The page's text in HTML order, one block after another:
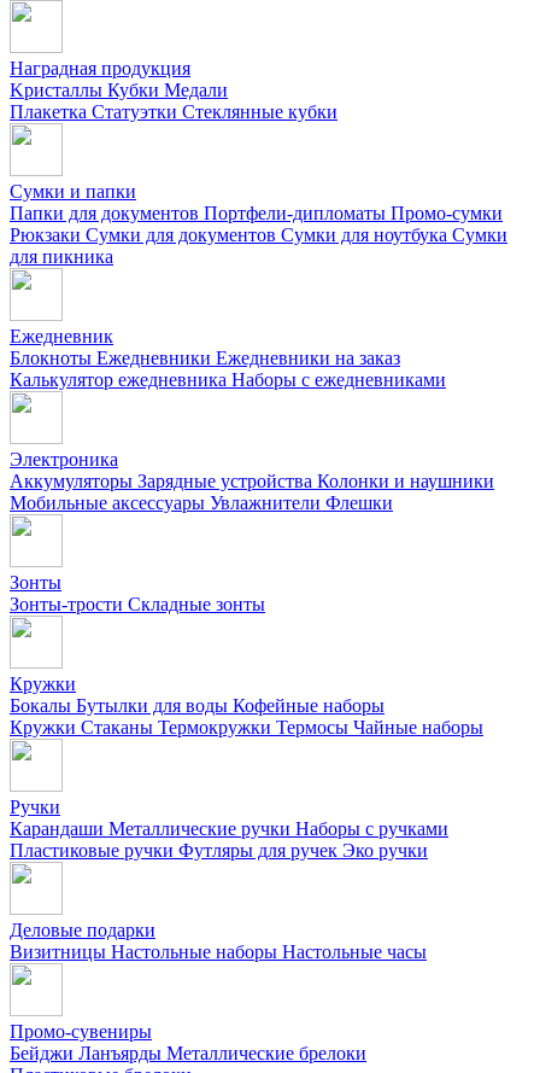
Наградная продукция
Kристаллы Кубки Медали
Плакетка Статуэтки Стеклянные кубки
Сумки и папки
Папки для документов Портфели-дипломаты Промо-сумки
Рюкзаки Сумки для документов Сумки для ноутбука Сумки
для пикника
Ежедневник
Блокноты Ежедневники Ежедневники на заказ
Калькулятор ежедневника Наборы с ежедневниками
Электроника
Аккумуляторы Зарядные устройства Колонки и наушники
Мобильные аксессуары Увлажнители Флешки
Зонты
Зонты-трости Складные зонты
Кружки
Бокалы Бутылки для воды Кофейные наборы
Кружки Стаканы Термокружки Термосы Чайные наборы
Ручки
Карандаши Металлические ручки Наборы с ручками
Пластиковые ручки Футляры для ручек Эко ручки
Деловые подарки
Визитницы Настольные наборы Настольные часы
Промо-сувениры
Бейджи Ланъярды Металлические брелоки